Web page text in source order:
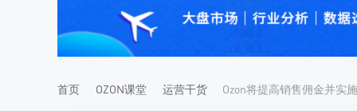
For
For
首页 OZON课堂 运营干货